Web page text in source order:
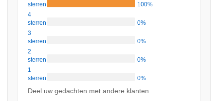
sterren
100%
4
sterren
0%
3
sterren
0%
2
sterren
0%
1
sterren
0%
Deel uw gedachten met andere klanten